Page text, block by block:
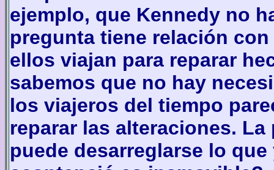
ejemplo, que Kennedy no
pregunta tiene relación
ellos viajan para reparar
sabemos que no hay
los viajeros del tiempo
reparar las alteraciones.
puede desarreglarse lo